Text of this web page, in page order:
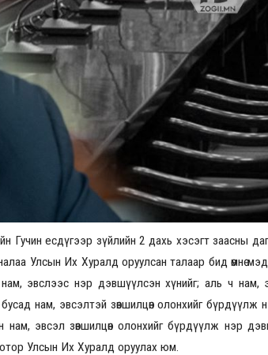
Гучин есдүгээр зүйлийн 2 дахь хэсэгт заасны
Улсын Их Хуралд оруулсан талаар бид өмнө
эвслээс нэр дэвшүүлсэн хүнийг; аль ч нам,
нам, эвсэлтэй зөвшилцөн олонхийг бүрдүүлж
эвсэл зөвшилцөн олонхийг бүрдүүлж нэр
Улсын Их Хуралд оруулах юм.
Үзвэрийн хувиарууд